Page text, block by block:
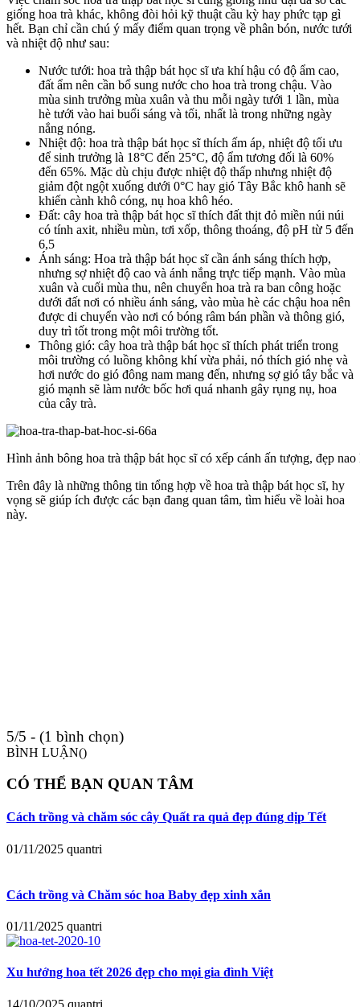
giống hoa trà khác, không đòi hỏi kỹ thuật cầu kỳ hay phức tạp gì
hết. Bạn chỉ cần chú ý mấy điểm quan trọng về phân bón, nước tưới
và nhiệt độ như sau:
Nước tưới: hoa trà thập bát học sĩ ưa khí hậu có độ ẩm cao,
đất ẩm nên cần bổ sung nước cho hoa trà trong chậu. Vào
mùa sinh trưởng mùa xuân và thu mỗi ngày tưới 1 lần, mùa
hè tưới vào hai buổi sáng và tối, nhất là trong những ngày
nắng nóng.
Nhiệt độ: hoa trà thập bát học sĩ thích ấm áp, nhiệt độ tối ưu
để sinh trưởng là 18°C ​​đến 25°C, độ ẩm tương đối là 60%
đến 65%. Mặc dù chịu được nhiệt độ thấp nhưng nhiệt độ
giảm đột ngột xuống dưới 0°C hay gió Tây Bắc khô hanh sẽ
khiến cành khô cóng, nụ hoa khô héo.
Đất: cây hoa trà thập bát học sĩ thích đất thịt đỏ miền núi núi
có tính axit, nhiều mùn, tơi xốp, thông thoáng, độ pH từ 5 đến
6,5
Ánh sáng: Hoa trà thập bát học sĩ cần ánh sáng thích hợp,
nhưng sợ nhiệt độ cao và ánh nắng trực tiếp mạnh. Vào mùa
xuân và cuối mùa thu, nên chuyển hoa trà ra ban công hoặc
dưới đất nơi có nhiều ánh sáng, vào mùa hè các chậu hoa nên
được di chuyển vào nơi có bóng râm bán phần và thông gió,
duy trì tốt trong một môi trường tốt.
Thông gió: cây hoa trà thập bát học sĩ thích phát triển trong
môi trường có luồng không khí vừa phải, nó thích gió nhẹ và
hơi nước do gió đông nam mang đến, nhưng sợ gió tây bắc và
gió mạnh sẽ làm nước bốc hơi quá nhanh gây rụng nụ, hoa
của cây trà.
Hình ảnh bông hoa trà thập bát học sĩ có xếp cánh ấn tượng, đẹp nao
Trên đây là những thông tin tổng hợp về hoa trà thập bát học sĩ, hy
vọng sẽ giúp ích được các bạn đang quan tâm, tìm hiểu về loài hoa
này.
5/5 - (1 bình chọn)
BÌNH LUẬN()
CÓ THỂ BẠN QUAN TÂM
Cách trồng và chăm sóc cây Quất ra quả đẹp đúng dịp Tết
01/11/2025 quantri
Cách trồng và Chăm sóc hoa Baby đẹp xinh xắn
01/11/2025 quantri
Xu hướng hoa tết 2026 đẹp cho mọi gia đình Việt
14/10/2025 quantri